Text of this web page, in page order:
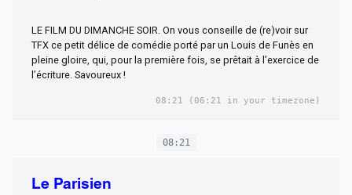
LE FILM DU DIMANCHE SOIR. On vous conseille de (re)voir sur
TFX ce petit délice de comédie porté par un Louis de Funès en
pleine gloire, qui, pour la première fois, se prêtait à l’exercice de
l’écriture. Savoureux !
08:21 (06:21 in your timezone)
08:21
Le Parisien